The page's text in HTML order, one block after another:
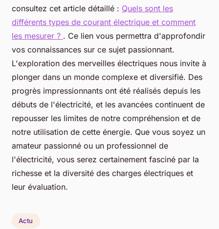
consultez cet article détaillé : Quels sont les
différents types de courant électrique et comment
les mesurer ? . Ce lien vous permettra d'approfondir
vos connaissances sur ce sujet passionnant.
L'exploration des merveilles électriques nous invite à
plonger dans un monde complexe et diversifié. Des
progrès impressionnants ont été réalisés depuis les
débuts de l'électricité, et les avancées continuent de
repousser les limites de notre compréhension et de
notre utilisation de cette énergie. Que vous soyez un
amateur passionné ou un professionnel de
l'électricité, vous serez certainement fasciné par la
richesse et la diversité des charges électriques et
leur évaluation.
Actu